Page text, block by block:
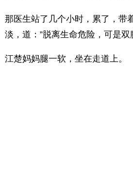
那医生站了几个小时，累了，带
淡，道：”脱离生命危险，可是双
江楚妈妈腿一软，坐在走道上。